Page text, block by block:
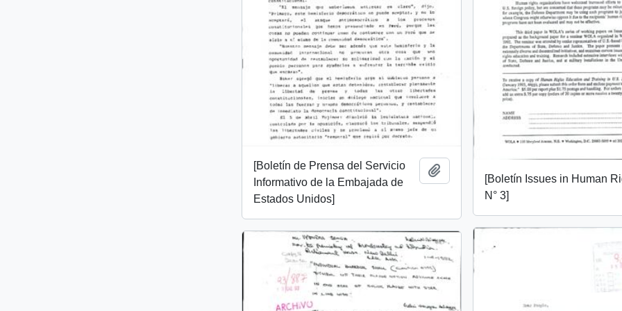
[Boletín de Prensa del Servicio
Informativo de la Embajada de
Estados Unidos]
[Boletín Issues in Human
N° 3]